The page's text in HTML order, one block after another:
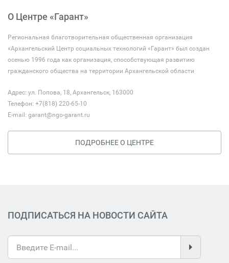
О Центре «Гарант»
Региональная благотворительная общественная организация
«Архангельский Центр социальных технологий «Гарант» был создан
осенью 1996 года как организация, способствующая развитию
гражданского общества на территории Архангельской области
Адрес: ул. Попова, 18, Архангельск, 163000
Телефон: +7(818) 220-65-10
E-mail: garant@ngo-garant.ru
ПОДРОБНЕЕ О ЦЕНТРЕ
ПОДПИСАТЬСЯ НА НОВОСТИ САЙТА